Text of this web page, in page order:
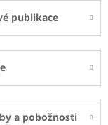
publikace
a pobožnosti